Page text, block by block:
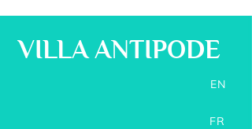
VILLA ANTIPODE
EN
FR